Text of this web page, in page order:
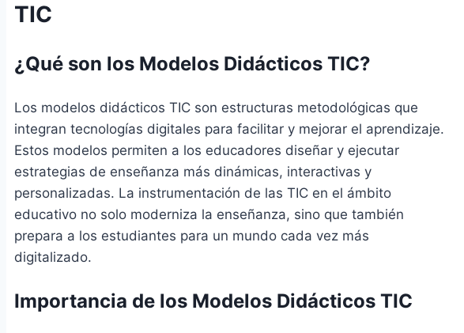
TIC
¿Qué son los Modelos Didácticos TIC?
Los modelos didácticos TIC son estructuras metodológicas que
integran tecnologías digitales para facilitar y mejorar el aprendizaje.
Estos modelos permiten a los educadores diseñar y ejecutar
estrategias de enseñanza más dinámicas, interactivas y
personalizadas. La instrumentación de las TIC en el ámbito
educativo no solo moderniza la enseñanza, sino que también
prepara a los estudiantes para un mundo cada vez más
digitalizado.
Importancia de los Modelos Didácticos TIC